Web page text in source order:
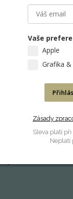
digitálního RIPU pro
Vaše
Apple
Grafika &
Zásady
Sleva platí
Neplatí